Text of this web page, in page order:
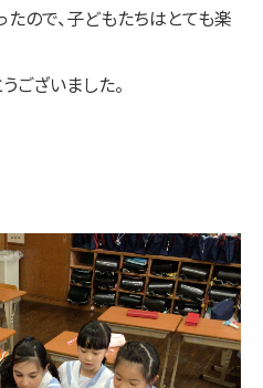
ので、子どもたちはとても楽
ございました。